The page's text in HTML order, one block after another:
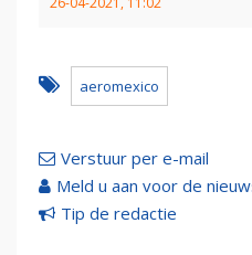
aeromexico
Verstuur per e-mail
Meld u aan voor de
Tip de redactie